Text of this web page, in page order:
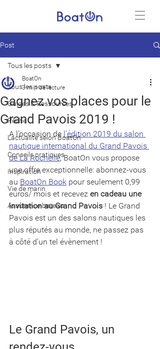
Post
Tous les posts
Guides & Ressources
Pêche
L'actualité selon BoatOn
Conseils pratiques
Inspiration
Vie de marin
Assurance bateau
Tous les posts
Gagnez vos places pour le
Grand Pavois 2019 !
BoatOn
3 min de lecture
A l’occasion de l’édition 2019 du salon
nautique international du Grand Pavois
de La Rochelle, BoatOn vous propose
une offre exceptionnelle: abonnez-vous
au BoatOn Book pour seulement 0,99
euros/ mois et recevez en cadeau une
invitation au Grand Pavois ! Le Grand
Pavois est un des salons nautiques les
plus réputés au monde, ne passez pas
à côté d’un tel évènement !
Le Grand Pavois, un